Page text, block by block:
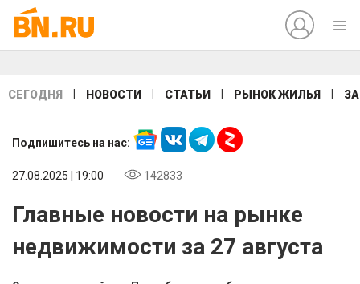
СЕГОДНЯ НОВОСТИ СТАТЬИ РЫНОК ЖИЛЬЯ
Подпишитесь на нас:
27.08.2025 | 19:00 142833
Главные новости на рынке
недвижимости за 27 августа